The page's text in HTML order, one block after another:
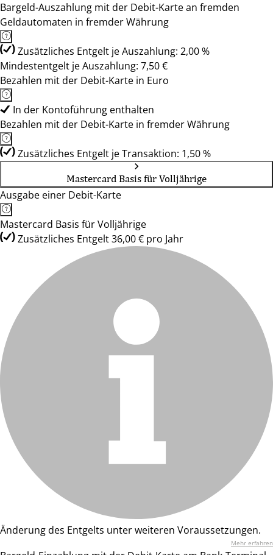
Bargeld-Auszahlung mit der Debit-Karte an fremden
Geldautomaten in fremder Währung
Zusätzliches Entgelt je Auszahlung: 2,00 %
Mindestentgelt je Auszahlung: 7,50 €
Bezahlen mit der Debit-Karte in Euro
In der Kontoführung enthalten
Bezahlen mit der Debit-Karte in fremder Währung
Zusätzliches Entgelt je Transaktion: 1,50 %
Mastercard Basis für Volljährige
Ausgabe einer Debit-Karte
Mastercard Basis für Volljährige
Zusätzliches Entgelt 36,00 € pro Jahr
Änderung des Entgelts unter weiteren Voraussetzungen.
Mehr erfahren